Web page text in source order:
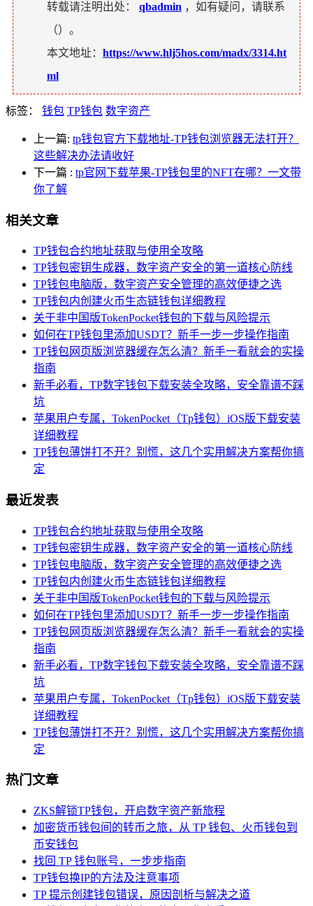
转载请注明出处： qbadmin ，如有疑问，请联系
（）。
本文地址： https://www.hlj5hos.com/madx/3314.ht
ml
标签： 钱包 TP钱包 数字资产
上一篇: tp钱包官方下载地址-TP钱包浏览器无法打开？
这些解决办法请收好
下一篇 : tp官网下载苹果-TP钱包里的NFT在哪？一文带
你了解
相关文章
TP钱包合约地址获取与使用全攻略
TP钱包密钥生成器，数字资产安全的第一道核心防线
TP钱包电脑版，数字资产安全管理的高效便捷之选
TP钱包内创建火币生态链钱包详细教程
关于非中国版TokenPocket钱包的下载与风险提示
如何在TP钱包里添加USDT？新手一步一步操作指南
TP钱包网页版浏览器缓存怎么清？新手一看就会的实操
指南
新手必看，TP数字钱包下载安装全攻略，安全靠谱不踩
坑
苹果用户专属，TokenPocket（Tp钱包）iOS版下载安装
详细教程
TP钱包薄饼打不开？别慌，这几个实用解决方案帮你搞
定
最近发表
TP钱包合约地址获取与使用全攻略
TP钱包密钥生成器，数字资产安全的第一道核心防线
TP钱包电脑版，数字资产安全管理的高效便捷之选
TP钱包内创建火币生态链钱包详细教程
关于非中国版TokenPocket钱包的下载与风险提示
如何在TP钱包里添加USDT？新手一步一步操作指南
TP钱包网页版浏览器缓存怎么清？新手一看就会的实操
指南
新手必看，TP数字钱包下载安装全攻略，安全靠谱不踩
坑
苹果用户专属，TokenPocket（Tp钱包）iOS版下载安装
详细教程
TP钱包薄饼打不开？别慌，这几个实用解决方案帮你搞
定
热门文章
ZKS解锁TP钱包，开启数字资产新旅程
加密货币钱包间的转币之旅，从 TP 钱包、火币钱包到
币安钱包
找回 TP 钱包账号，一步步指南
TP钱包换IP的方法及注意事项
TP 提示创建钱包错误，原因剖析与解决之道